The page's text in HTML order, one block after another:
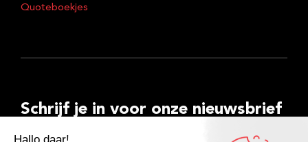
Quoteboekjes
Schrijf je in voor onze nieuwsbrief